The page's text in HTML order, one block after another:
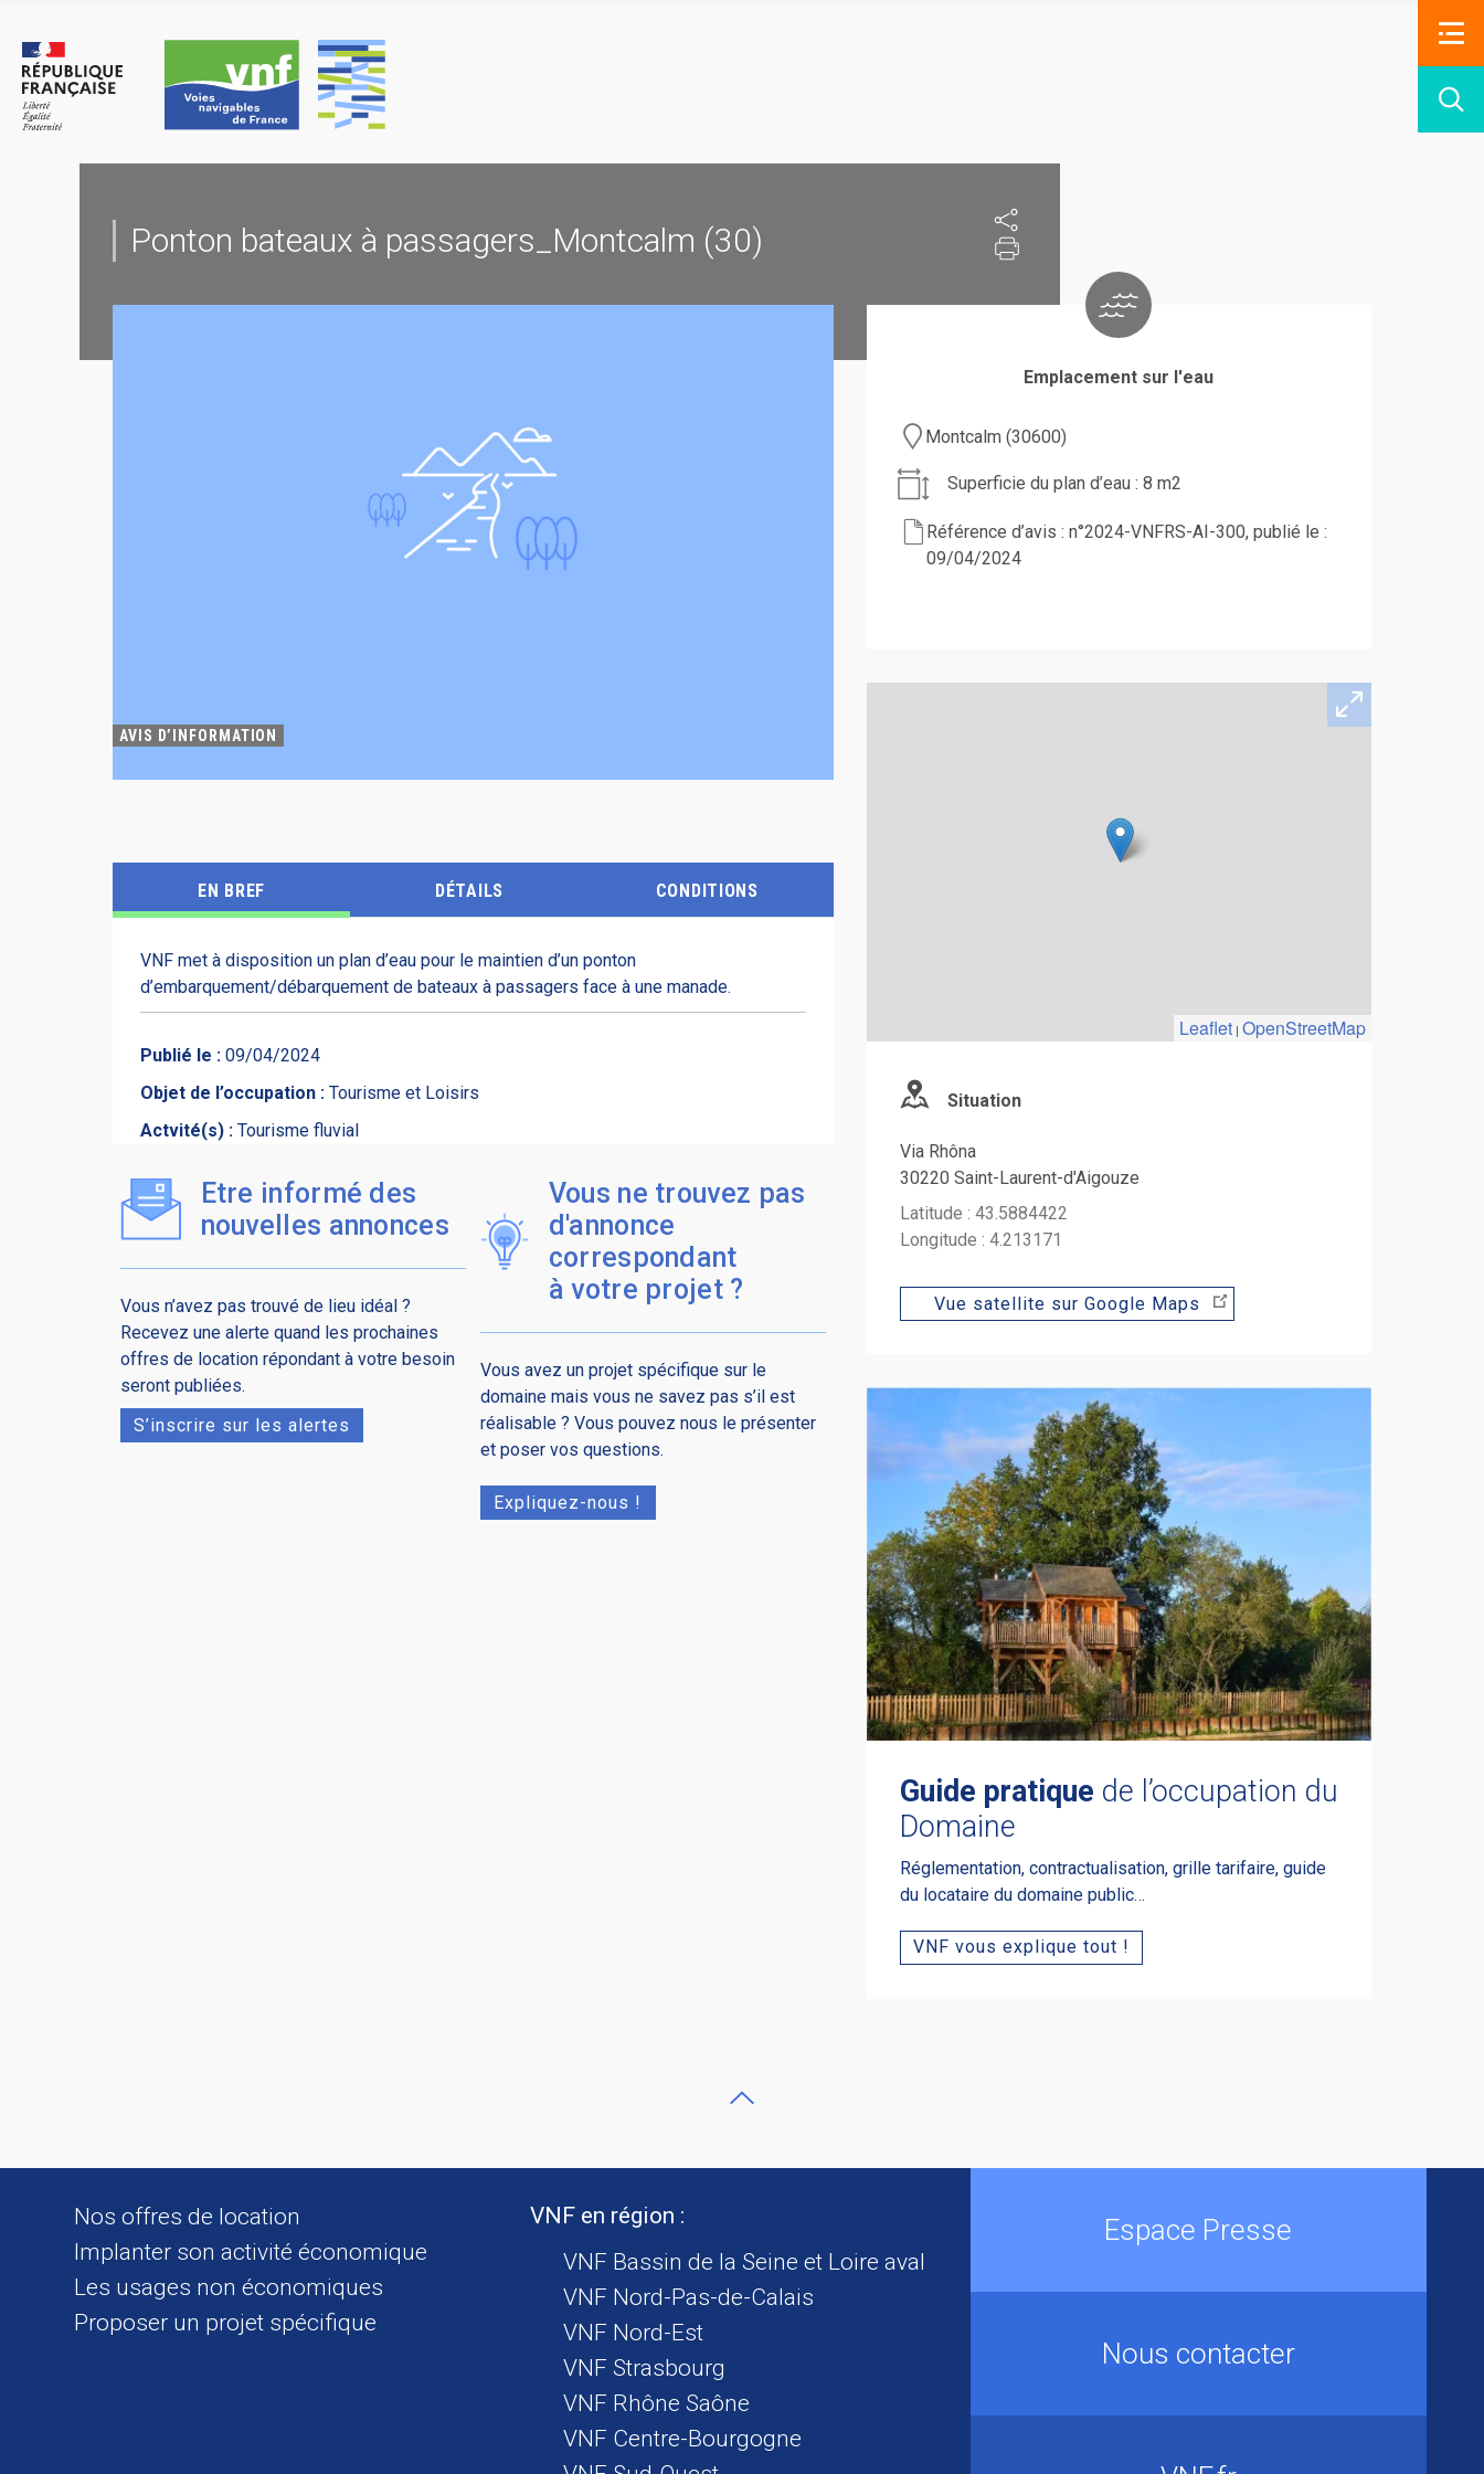
content
Ponton bateaux à passagers_Montcalm (30)
AVIS D’INFORMATION
EN BREF DÉTAILS CONDITIONS
VNF met à disposition un plan d’eau pour le maintien d’un ponton
d’embarquement/débarquement de bateaux à passagers face à une manade.
Publié le : 09/04/2024
Objet de l’occupation : Tourisme et Loisirs
Actvité(s) : Tourisme fluvial
Etre informé des
nouvelles annonces
Vous n’avez pas trouvé de lieu idéal ?
Recevez une alerte quand les prochaines
offres de location répondant à votre besoin
seront publiées.
S’inscrire sur les alertes
Vous ne trouvez pas
d'annonce
correspondant
à votre projet ?
Vous avez un projet spécifique sur le
domaine mais vous ne savez pas s’il est
réalisable ? Vous pouvez nous le présenter
et poser vos questions.
Expliquez-nous !
Emplacement sur l'eau
Montcalm (30600)
Superficie du plan d’eau : 8 m2
Référence d’avis : n°2024-VNFRS-AI-300, publié le :
09/04/2024
Leaflet | OpenStreetMap
Situation
Via Rhôna
30220 Saint-Laurent-d'Aigouze
Latitude : 43.5884422
Longitude : 4.213171
Vue satellite sur Google Maps
Guide pratique de l’occupation du
Domaine
Réglementation, contractualisation, grille tarifaire, guide
du locataire du domaine public…
VNF vous explique tout !
Nos offres de location
Implanter son activité économique
Les usages non économiques
Proposer un projet spécifique
VNF en région :
VNF Bassin de la Seine et Loire aval
VNF Nord-Pas-de-Calais
VNF Nord-Est
VNF Strasbourg
VNF Rhône Saône
VNF Centre-Bourgogne
Espace Presse
Nous contacter